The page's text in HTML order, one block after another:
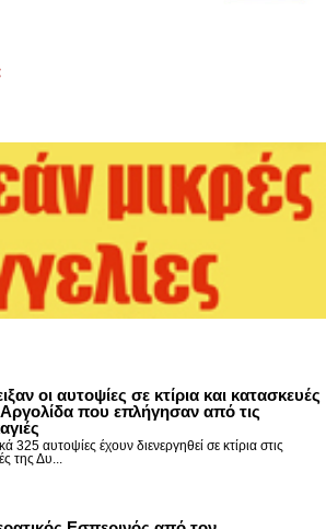
οι αυτοψίες σε κτίρια και κατασκευές
που επλήγησαν από τις
325 αυτοψίες έχουν διενεργηθεί σε κτίρια στις
της Δυ...